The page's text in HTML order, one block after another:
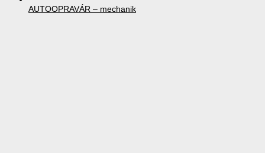
AUTOOPRAVÁR – mechanik